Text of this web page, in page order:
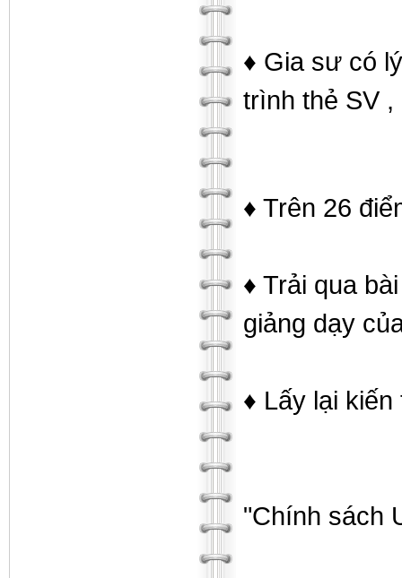
♦ Gia sư có
trình thẻ SV
♦ Trên 26
♦ Trải qua
giảng dạy
♦ Lấy lại
"Chính sách